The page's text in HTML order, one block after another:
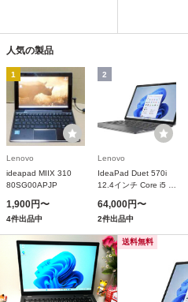
人気の製品
1
Lenovo
ideapad MIIX 310
80SG00APJP
1,900円〜
4件出品中
2
Lenovo
IdeaPad Duet 570i
12.4インチ Core i5 メ
ジ256GB ストームグ
レー 82TQ000HJP
64,000円〜
2件出品中
送料無料